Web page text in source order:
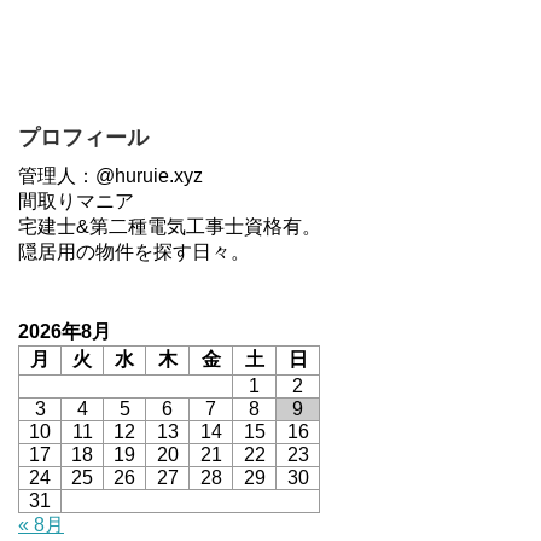
プロフィール
管理人：@huruie.xyz
間取りマニア
宅建士&第二種電気工事士資格有。
隠居用の物件を探す日々。
2026年8月
月
火 水 木 金 土
日
1
2
3
4 5 6 7 8
9
10
11 12 13 14 15
16
17
18 19 20 21 22
23
24
25 26 27 28 29
30
31
« 8月